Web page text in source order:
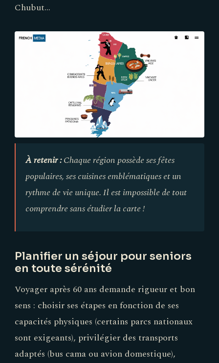
Chubut…
À retenir :Chaque région possède ses fêtes
populaires, ses cuisines emblématiques et un
rythme de vie unique. Il est impossible de tout
comprendre sans étudier la carte !
Planifier un séjour pour seniors
en toute sérénité
Voyager après 60 ans demande rigueur et bon
sens : choisir ses étapes en fonction de ses
capacités physiques (certains parcs nationaux
sont exigeants), privilégier des transports
adaptés (bus cama ou avion domestique),